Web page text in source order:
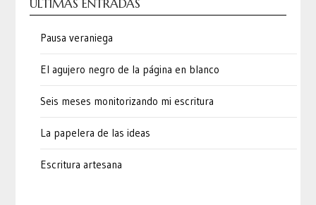
ÚLTIMAS ENTRADAS
Pausa veraniega
El agujero negro de la página en blanco
Seis meses monitorizando mi escritura
La papelera de las ideas
Escritura artesana